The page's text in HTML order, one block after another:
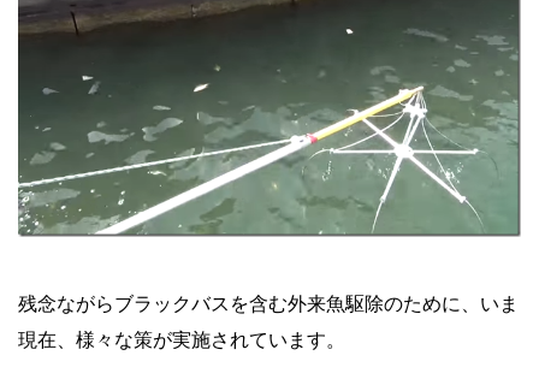
残念ながらブラックバスを含む外来魚駆除のために、いま
現在、様々な策が実施されています。